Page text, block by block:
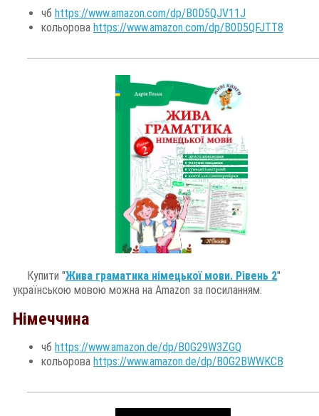
чб https://www.amazon.com/dp/B0D5QJV11J
кольорова https://www.amazon.com/dp/B0D5QFJTT8
Купити "Жива граматика німецької мови. Рівень 2"
українською мовою можна на Amazon за посиланням:
Німеччина
чб https://www.amazon.de/dp/B0G29W3ZGQ
кольорова https://www.amazon.de/dp/B0G2BWWKCB